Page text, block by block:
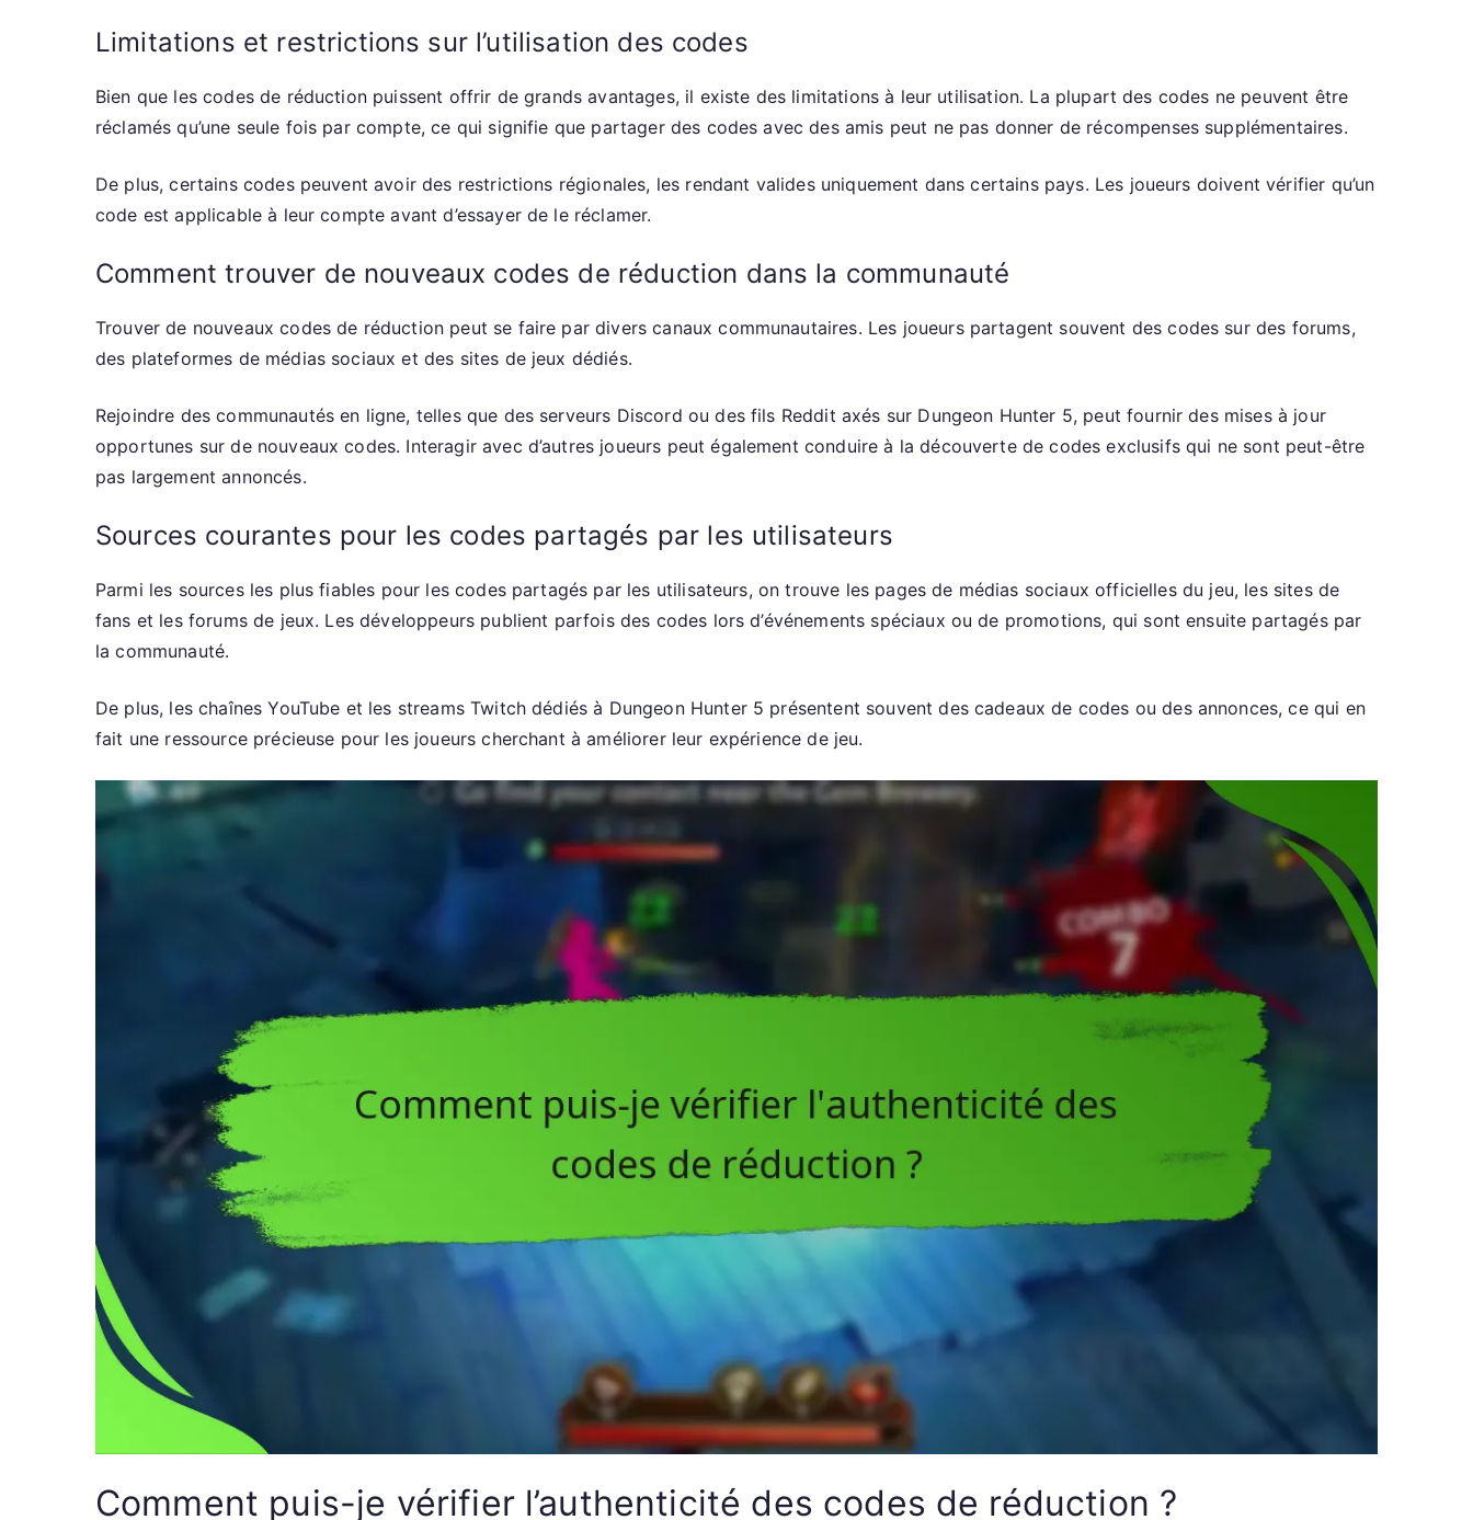
Limitations et restrictions sur l’utilisation des codes
Bien que les codes de réduction puissent offrir de grands avantages, il existe des limitations à leur utilisation. La plupart des codes ne peuvent être
réclamés qu’une seule fois par compte, ce qui signifie que partager des codes avec des amis peut ne pas donner de récompenses supplémentaires.
De plus, certains codes peuvent avoir des restrictions régionales, les rendant valides uniquement dans certains pays. Les joueurs doivent vérifier qu’un
code est applicable à leur compte avant d’essayer de le réclamer.
Comment trouver de nouveaux codes de réduction dans la communauté
Trouver de nouveaux codes de réduction peut se faire par divers canaux communautaires. Les joueurs partagent souvent des codes sur des forums,
des plateformes de médias sociaux et des sites de jeux dédiés.
Rejoindre des communautés en ligne, telles que des serveurs Discord ou des fils Reddit axés sur Dungeon Hunter 5, peut fournir des mises à jour
opportunes sur de nouveaux codes. Interagir avec d’autres joueurs peut également conduire à la découverte de codes exclusifs qui ne sont peut-être
pas largement annoncés.
Sources courantes pour les codes partagés par les utilisateurs
Parmi les sources les plus fiables pour les codes partagés par les utilisateurs, on trouve les pages de médias sociaux officielles du jeu, les sites de
fans et les forums de jeux. Les développeurs publient parfois des codes lors d’événements spéciaux ou de promotions, qui sont ensuite partagés par
la communauté.
De plus, les chaînes YouTube et les streams Twitch dédiés à Dungeon Hunter 5 présentent souvent des cadeaux de codes ou des annonces, ce qui en
fait une ressource précieuse pour les joueurs cherchant à améliorer leur expérience de jeu.
Comment puis-je vérifier l’authenticité des codes de réduction ?